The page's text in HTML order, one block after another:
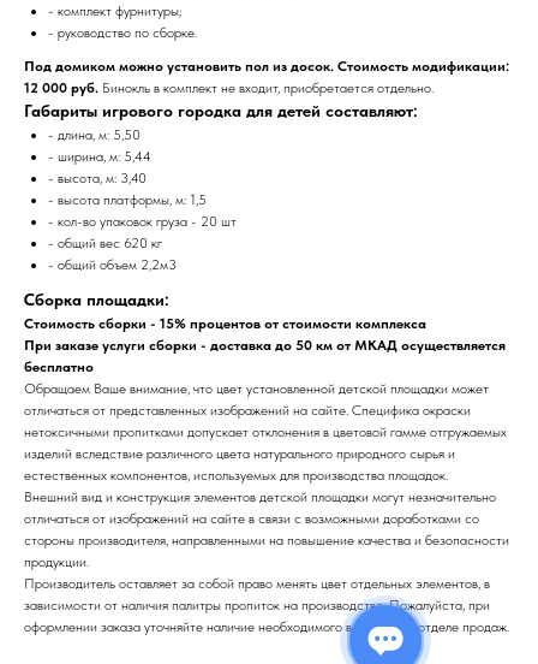
- комплект фурнитуры;
- руководство по сборке.
Под домиком можно установить пол из досок. Стоимость модификации:
12 000 руб. Бинокль в комплект не входит, приобретается отдельно.
Габариты игрового городка для детей составляют:
- длина, м: 5,50
- ширина, м: 5,44
- высота, м: 3,40
- высота платформы, м: 1,5
- кол-во упаковок груза - 20 шт
- общий вес 620 кг
- общий объем 2,2м3
Сборка площадки:
Стоимость сборки - 15% процентов от стоимости комплекса
При заказе услуги сборки - доставка до 50 км от МКАД осуществляется
бесплатно
Обращаем Ваше внимание, что цвет установленной детской площадки может
отличаться от представленных изображений на сайте. Специфика окраски
нетоксичными пропитками допускает отклонения в цветовой гамме отгружаемых
изделий вследствие различного цвета натурального природного сырья и
естественных компонентов, используемых для производства площадок.
Внешний вид и конструкция элементов детской площадки могут незначительно
отличаться от изображений на сайте в связи с возможными доработками со
стороны производителя, направленными на повышение качества и безопасности
продукции.
Производитель оставляет за собой право менять цвет отдельных элементов, в
зависимости от наличия палитры пропиток на производстве. Пожалуйста, при
оформлении заказа уточняйте наличие необходимого вам цвета в отделе продаж.